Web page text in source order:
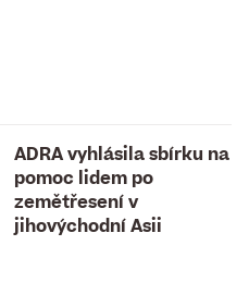
ADRA vyhlásila sbírku na
pomoc lidem po
zemětřesení v
jihovýchodní Asii